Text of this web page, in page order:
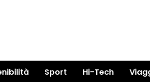
Sport Hi-Tech